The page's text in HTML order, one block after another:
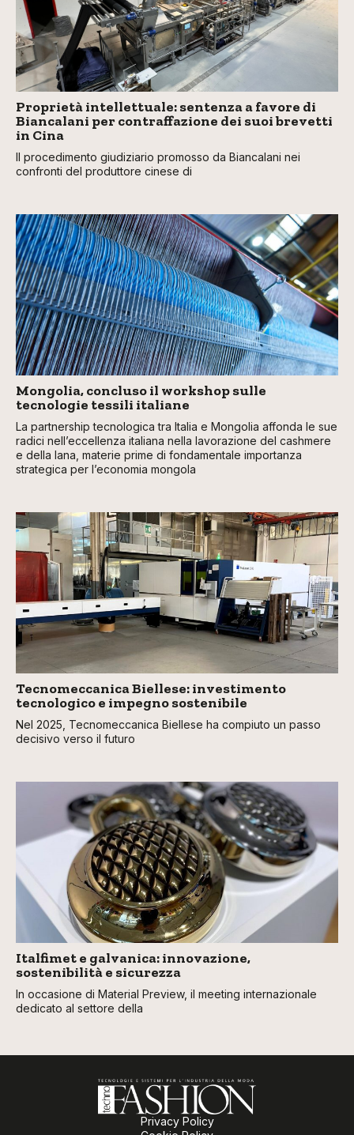
Proprietà intellettuale: sentenza a favore di
Biancalani per contraffazione dei suoi brevetti
in Cina
Il procedimento giudiziario promosso da Biancalani nei
confronti del produttore cinese di
Mongolia, concluso il workshop sulle
tecnologie tessili italiane
La partnership tecnologica tra Italia e Mongolia affonda le sue
radici nell’eccellenza italiana nella lavorazione del cashmere
e della lana, materie prime di fondamentale importanza
strategica per l’economia mongola
Tecnomeccanica Biellese: investimento
tecnologico e impegno sostenibile
Nel 2025, Tecnomeccanica Biellese ha compiuto un passo
decisivo verso il futuro
Italfimet e galvanica: innovazione,
sostenibilità e sicurezza
In occasione di Material Preview, il meeting internazionale
dedicato al settore della
Privacy Policy